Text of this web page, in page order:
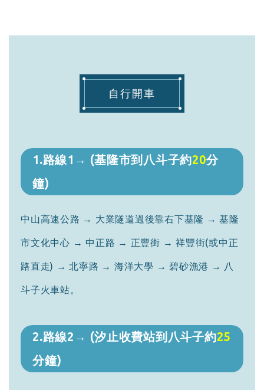
自行開車
1.路線1→ (基隆市到八斗子約20分
鐘)
中山高速公路 → 大業隧道過後靠右下基隆 → 基隆
市文化中心 → 中正路 → 正豐街 → 祥豐街(或中正
路直走) → 北寧路 → 海洋大學 → 碧砂漁港 → 八
斗子火車站。
2.路線2→ (汐止收費站到八斗子約25
分鐘)